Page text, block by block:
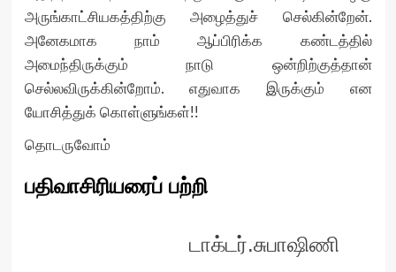
அருங்காட்சியகத்திற்கு அழைத்துச் செல்கின்றேன்.
அனேகமாக நாம் ஆப்பிரிக்க கண்டத்தில்
அமைந்திருக்கும் நாடு ஒன்றிற்குத்தான்
செல்லவிருக்கின்றோம். எதுவாக இருக்கும் என
யோசித்துக் கொள்ளுங்கள்!!
தொடருவோம்
பதிவாசிரியரைப் பற்றி
டாக்டர்.சுபாஷிணி